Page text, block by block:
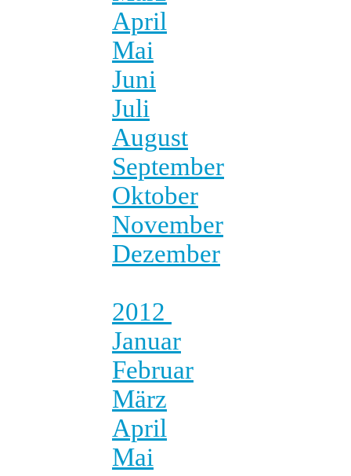
April
Mai
Juni
Juli
August
September
Oktober
November
Dezember
2012
Januar
Februar
März
April
Mai